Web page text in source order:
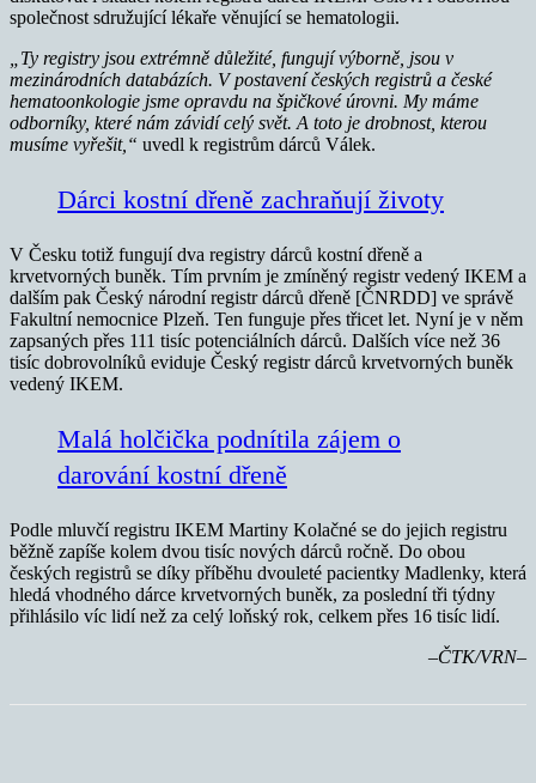
společnost sdružující lékaře věnující se hematologii.
„Ty registry jsou extrémně důležité, fungují výborně, jsou v
mezinárodních databázích. V postavení českých registrů a české
hematoonkologie jsme opravdu na špičkové úrovni. My máme
odborníky, které nám závidí celý svět. A toto je drobnost, kterou
musíme vyřešit,“ uvedl k registrům dárců Válek.
Dárci kostní dřeně zachraňují životy
V Česku totiž fungují dva registry dárců kostní dřeně a
krvetvorných buněk. Tím prvním je zmíněný registr vedený IKEM a
dalším pak Český národní registr dárců dřeně [ČNRDD] ve správě
Fakultní nemocnice Plzeň. Ten funguje přes třicet let. Nyní je v něm
zapsaných přes 111 tisíc potenciálních dárců. Dalších více než 36
tisíc dobrovolníků eviduje Český registr dárců krvetvorných buněk
vedený IKEM.
Malá holčička podnítila zájem o
darování kostní dřeně
Podle mluvčí registru IKEM Martiny Kolačné se do jejich registru
běžně zapíše kolem dvou tisíc nových dárců ročně. Do obou
českých registrů se díky příběhu dvouleté pacientky Madlenky, která
hledá vhodného dárce krvetvorných buněk, za poslední tři týdny
přihlásilo víc lidí než za celý loňský rok, celkem přes 16 tisíc lidí.
–ČTK/VRN–